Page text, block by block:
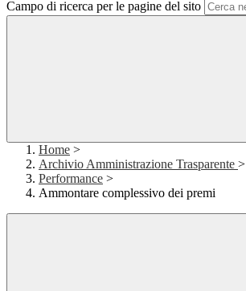
Campo di ricerca per le pagine del sito
Home >
Archivio Amministrazione Trasparente >
Performance >
Ammontare complessivo dei premi